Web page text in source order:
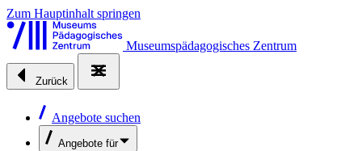
Zum Hauptinhalt springen
Museumspädagogisches Zentrum
Zurück
Angebote suchen
Angebote für